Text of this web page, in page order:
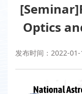
Optics
发布时间：2022-